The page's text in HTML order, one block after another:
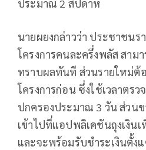
ประมาณ 2 สัปดาห์
นายผยงกล่าวว่า ประชาชนร
โครงการคนละครึ่งพลัส สาม
ทราบผลทันที ส่วนรายใหม่ต้
โครงการก่อน ซึ่งใช้เวลาตร
ปกครองประมาณ 3 วัน ส่วนข
เข้าไปที่แอปพลิเคชันถุงเงิน
และจะพร้อมรับชำระเงินตั้ง